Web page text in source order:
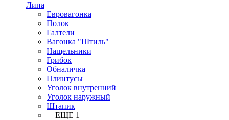
Липа
Евровагонка
Полок
Галтели
Вагонка "Штиль"
Нащельники
Грибок
Обналичка
Плинтусы
Уголок внутренний
Уголок наружный
Штапик
+ ЕЩЕ 1